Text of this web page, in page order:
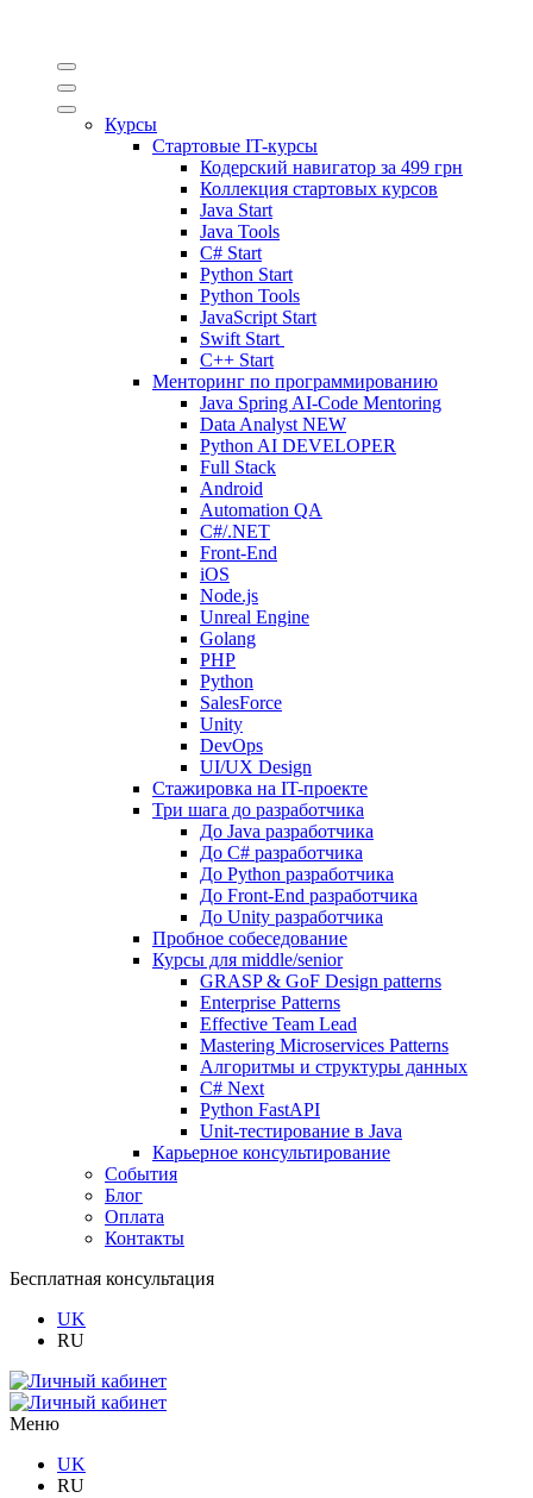
Курсы
Стартовые IT-курсы
Кодерский навигатор за 499 грн
Коллекция стартовых курсов
Java Start
Java Tools
C# Start
Python Start
Python Tools
JavaScript Start
Swift Start
C++ Start
Менторинг по программированию
Java Spring AI-Code Mentoring
Data Analyst NEW
Python AI DEVELOPER
Full Stack
Android
Automation QA
C#/.NET
Front-End
iOS
Node.js
Unreal Engine
Golang
PHP
Python
SalesForce
Unity
DevOps
UI/UX Design
Стажировка на IT-проекте
Три шага до разработчика
До Java разработчика
До C# разработчика
До Python разработчика
До Front-End разработчика
До Unity разработчика
Пробное собеседование
Курсы для middle/senior
GRASP & GoF Design patterns
Enterprise Patterns
Effective Team Lead
Mastering Microservices Patterns
Алгоритмы и структуры данных
C# Next
Python FastAPI
Unit-тестирование в Java
Карьерное консультирование
События
Блог
Оплата
Контакты
Бесплатная консультация
UK
RU
Меню
UK
RU